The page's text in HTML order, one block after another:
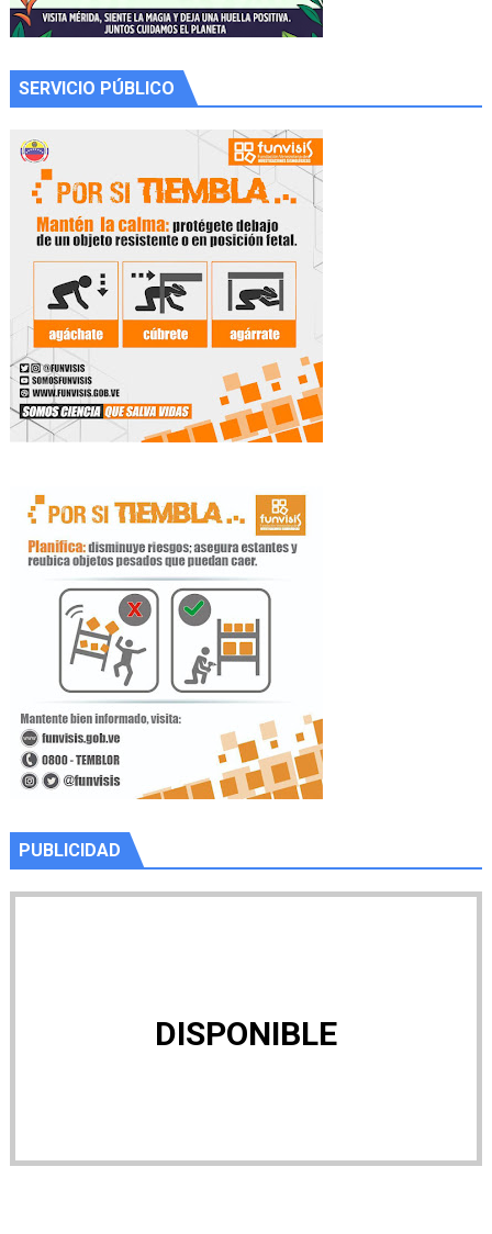
SERVICIO PÚBLICO
PUBLICIDAD
DISPONIBLE